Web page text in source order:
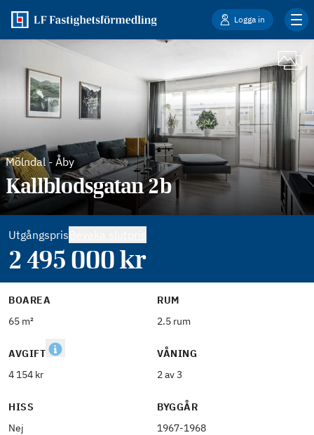
Logga in
Mölndal- Åby
Kallblodsgatan 2b
Utgångspris
2 495 000kr
BOAREA
65 m²
RUM
2.5 rum
AVGIFT
4 154 kr
VÅNING
2 av 3
HISS
Nej
BYGGÅR
1967-1968